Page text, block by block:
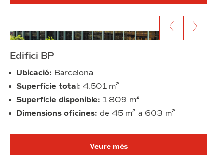
Anar al
Anar al contingut anterior
Edifici BP
Ubicació: Barcelona
Superfície total: 4.501 m²
Superfície disponible: 1.809 m²
Dimensions oficines: de 45 m² a 603 m²
Veure més